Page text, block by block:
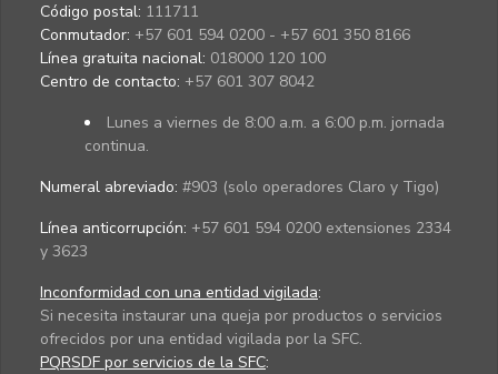
Código postal: 111711
Conmutador: +57 601 594 0200 - +57 601 350 8166
Línea gratuita nacional: 018000 120 100
Centro de contacto: +57 601 307 8042
Lunes a viernes de 8:00 a.m. a 6:00 p.m. jornada
continua.
Numeral abreviado: #903 (solo operadores Claro y Tigo)
Línea anticorrupción: +57 601 594 0200 extensiones 2334
y 3623
Inconformidad con una entidad vigilada:
Si necesita instaurar una queja por productos o servicios
ofrecidos por una entidad vigilada por la SFC.
PQRSDF por servicios de la SFC: